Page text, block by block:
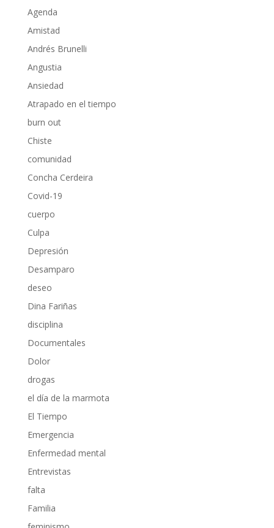
Agenda
Amistad
Andrés Brunelli
Angustia
Ansiedad
Atrapado en el tiempo
burn out
Chiste
comunidad
Concha Cerdeira
Covid-19
cuerpo
Culpa
Depresión
Desamparo
deseo
Dina Fariñas
disciplina
Documentales
Dolor
drogas
el día de la marmota
El Tiempo
Emergencia
Enfermedad mental
Entrevistas
falta
Familia